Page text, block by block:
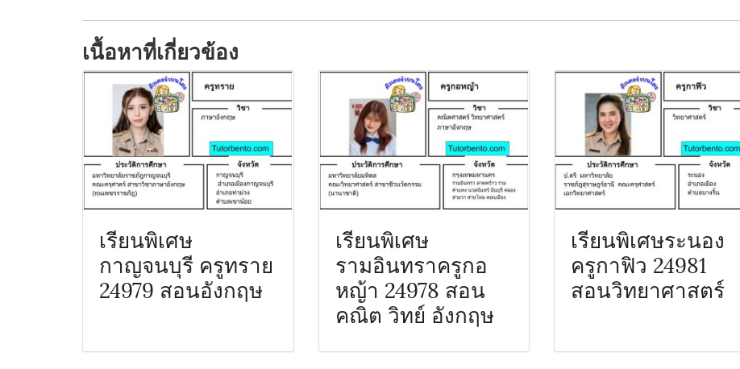
เนื้อหาที่เกี่ยวข้อง
เรียนพิเศษ
กาญจนบุรี ครูทราย
24979 สอนอังกฤษ
เรียนพิเศษ
รามอินทราครูกอ
หญ้า 24978 สอน
คณิต วิทย์ อังกฤษ
เรียนพิเศษระนอง
ครูกาฟิว 24981
สอนวิทยาศาสตร์